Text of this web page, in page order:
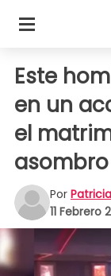
Este
en un
el
Por
11 Febrero